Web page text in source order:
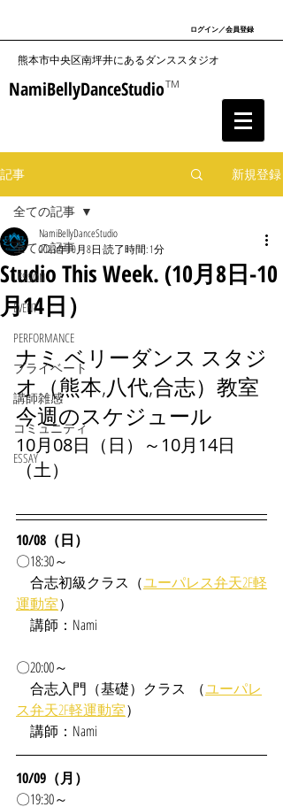
ログイン／会員登録
​熊本市中央区南坪井にあるダンススタジオ
NamiBellyDanceStudioTM
記事 新規登録
全ての記事
LESSON
EVENT
PERFORMANCE
プライベート
講師雑感
コミュニティ
ESSAY
全ての記事
Studio This Week. (10月8日-10
月14日）
NamiBellyDanceStudio
2023年10月8日 読了時間: 1分
ナミ ベリーダンス スタジ
オ（熊本,八代,合志）教室
今週のスケジュール
10月08日（日）～10月14日
（土）
10/08（日）
〇18:30～
合志初級クラス（ユーパレス弁天2F軽
運動室）
講師：Nami
〇20:00～
合志入門（基礎）クラス  （ユーパレ
ス弁天2F軽運動室）
講師：Nami
10/09（月）
〇19:30～